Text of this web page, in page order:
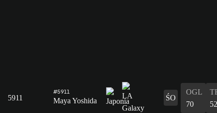
5911
#5911
Maya Yoshida ŚO
OGL
70
52